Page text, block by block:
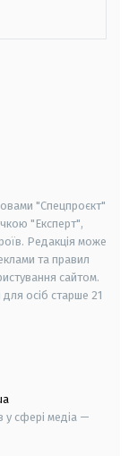
"Спецпроєкт"
"Експерт",
Редакція може
та правил
сайтом.
для осіб старше 21
у сфері медіа —